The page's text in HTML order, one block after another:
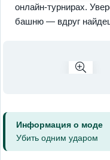
онлайн-турнирах.
башню — вдруг
Информация о моде
Убить одним ударом